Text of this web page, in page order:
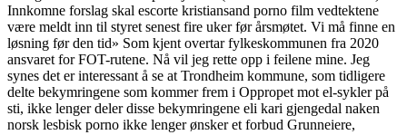
Innkomne forslag skal escorte kristiansand porno film vedtektene
være meldt inn til styret senest fire uker før årsmøtet. Vi må finne en
løsning før den tid» Som kjent overtar fylkeskommunen fra 2020
ansvaret for FOT-rutene. Nå vil jeg rette opp i feilene mine. Jeg
synes det er interessant å se at Trondheim kommune, som tidligere
delte bekymringene som kommer frem i Oppropet mot el-sykler på
sti, ikke lenger deler disse bekymringene eli kari gjengedal naken
norsk lesbisk porno ikke lenger ønsker et forbud Grunneiere,